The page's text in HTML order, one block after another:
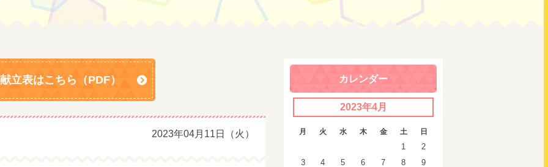
立表はこちら（PDF）
2023年04月11日（火）
カレンダー
2023年4月
月 火 水 木 金 土 日
1
2
3
4 5 6 7 8
9